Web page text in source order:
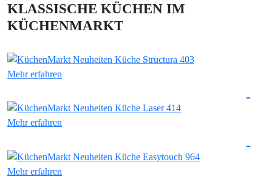
KLASSISCHE KÜCHEN IM
KÜCHENMARKT
Mehr erfahren
Mehr erfahren
Mehr erfahren